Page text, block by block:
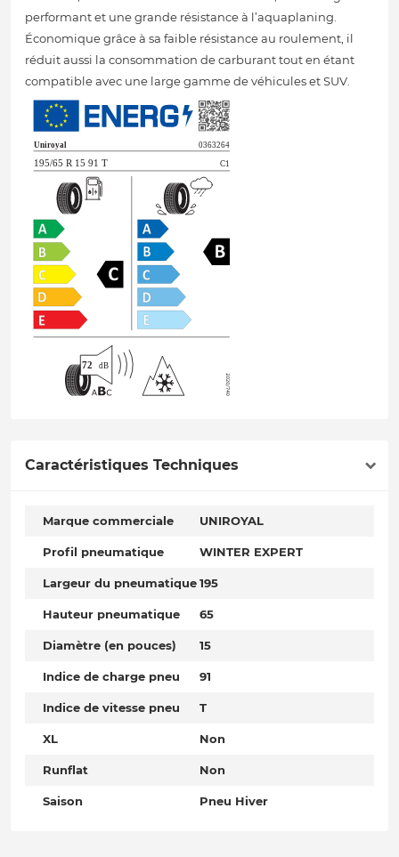
performant et une grande résistance à l’aquaplaning.
Économique grâce à sa faible résistance au roulement, il
réduit aussi la consommation de carburant tout en étant
compatible avec une large gamme de véhicules et SUV.
Caractéristiques Techniques
Marque commerciale UNIROYAL
Profil pneumatique WINTER EXPERT
Largeur du pneumatique195
Hauteur pneumatique 65
Diamètre (en pouces) 15
Indice de charge pneu 91
Indice de vitesse pneu T
XL Non
Runflat Non
Saison Pneu Hiver